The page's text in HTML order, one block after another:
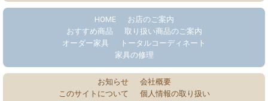
HOME
お店のご案内
おすすめ商品
取り扱い商品のご案内
オーダー家具
トータルコーディネート
家具の修理
お知らせ
会社概要
このサイトについて
個人情報の取り扱い